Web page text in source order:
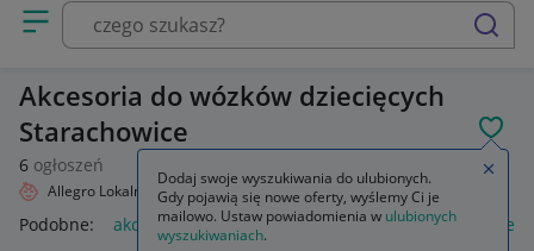
Otwórz menu z kategoriami
szukaj
Akcesoria do wózków dziecięcych
Starachowice
6 ogłoszeń
Allegro Lokalnie Dziecko Wózki Akcesoria
Podobne: akcesoria akcesoria wędkarskie akcesoria
Dodaj swoje wyszukiwania do ulubionych.
Gdy pojawią się nowe oferty, wyślemy Ci je
mailowo. Ustaw powiadomienia w ulubionych
wyszukiwaniach.